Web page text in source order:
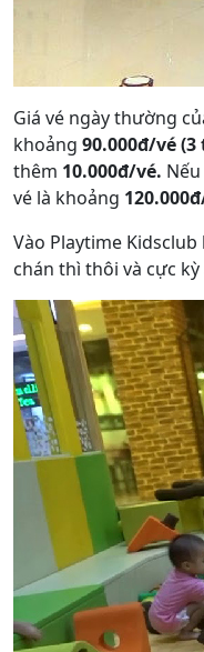
Giá vé ngày thường
khoảng 90.000đ/vé
thêm 10.000đ/vé.
vé là khoảng
Vào Playtime
chán thì thôi và cực